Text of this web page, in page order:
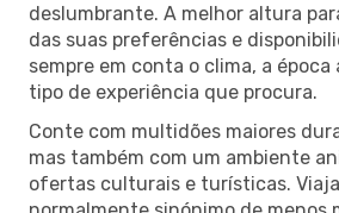
deslumbrante. A melhor altura
das suas preferências e
sempre em conta o clima, a
tipo de experiência que procura.
Conte com multidões maiores
mas também com um ambiente
ofertas culturais e turísticas.